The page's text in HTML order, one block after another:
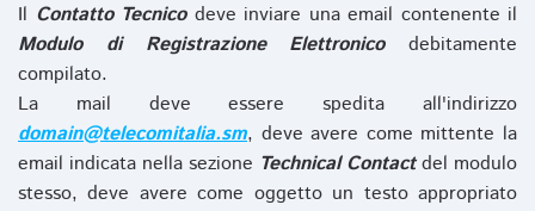
Il Contatto Tecnicodeve inviare una email contenente il
Modulo di Registrazione Elettronicodebitamente
compilato.
La mail deve essere spedita all'indirizzo
domain@telecomitalia.sm, deve avere come mittente la
email indicata nella sezione Technical Contactdel modulo
stesso, deve avere come oggetto un testo appropriato